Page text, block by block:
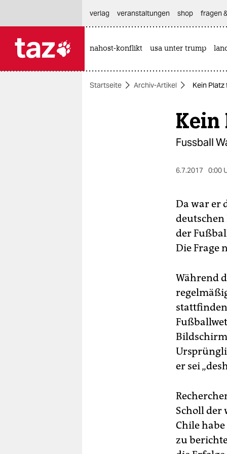
themen
verlag
veranstaltungen shop fragen
nahost-konflikt usa unter trump
Startseite Archiv-Artikel Kein
Kein
Fussball
6.7.2017 0:00
Da war er
deutschen
der
Die Frage
Während
er sei
Scholl der
Chile
zu